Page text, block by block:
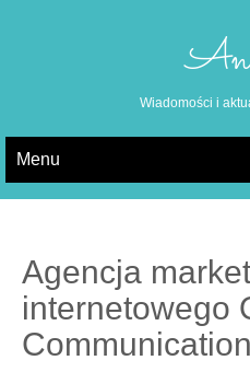
Wiadomości i
Menu
Agencja
internetowego